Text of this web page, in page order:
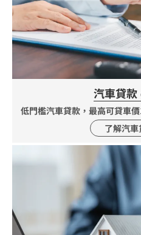
汽車貸款
低門檻汽車貸款，最高可貸車
了解汽